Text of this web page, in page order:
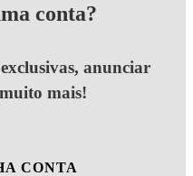
conta?
anunciar
mais!
CONTA